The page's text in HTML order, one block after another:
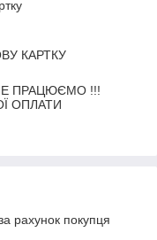
КАРТКУ
ПРАЦЮЄМО !!!
ОПЛАТИ
рахунок покупця